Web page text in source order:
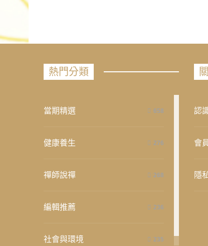
熱門分類
當期精選 658
健康養生 276
禪師說禪 268
編輯推薦 236
社會與環境 235
認
會
隱